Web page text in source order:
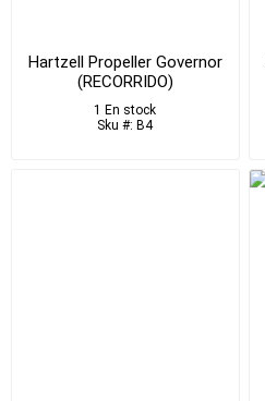
Hartzell Propeller Governor
(RECORRIDO)
1 En stock
Sku #: B4